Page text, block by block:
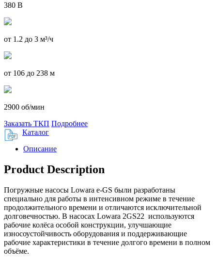
380 В
от 1.2 до 3 м³/ч
от 106 до 238 м
2900 об/мин
Заказать ТКП Подробнее
Каталог
Описание
Product Description
Погружные насосы Lowara e-GS были разработаны
специально для работы в интенсивном режиме в течение
продолжительного времени и отличаются исключительной
долговечностью. В насосах Lowara 2GS22 используются
рабочие колёса особой конструкции, улучшающие
износоустойчивость оборудования и поддерживающие
рабочие характеристики в течение долгого времени в полном
объёме.